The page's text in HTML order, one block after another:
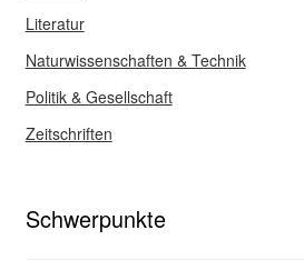
Literatur
Naturwissenschaften & Technik
Politik & Gesellschaft
Zeitschriften
Schwerpunkte